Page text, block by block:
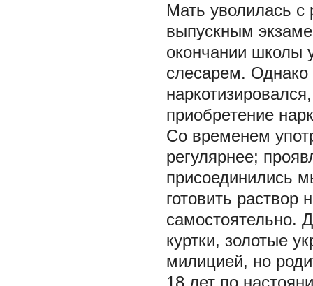
Мать уволилась с
выпускным
окончании школы
слесарем. Однако
приобретение
Со временем
регулярнее;
присоединились
готовить раствор
самостоятельно.
куртки, золотые
милицией, но
18 лет по